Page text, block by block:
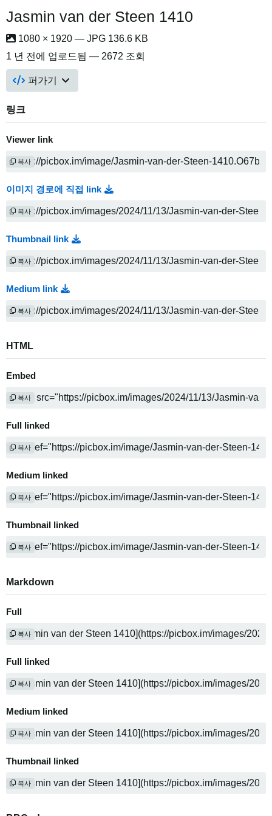
Jasmin van der Steen 1410
1080 × 1920 — JPG 136.6 KB
1 년 전에 업로드됨 — 2672 조회
퍼가기
링크
Viewer link
복사
이미지 경로에 직접 link
복사
Thumbnail link
복사
Medium link
복사
HTML
Embed
복사
Full linked
복사
Medium linked
복사
Thumbnail linked
복사
Markdown
Full
복사
Full linked
복사
Medium linked
복사
Thumbnail linked
복사